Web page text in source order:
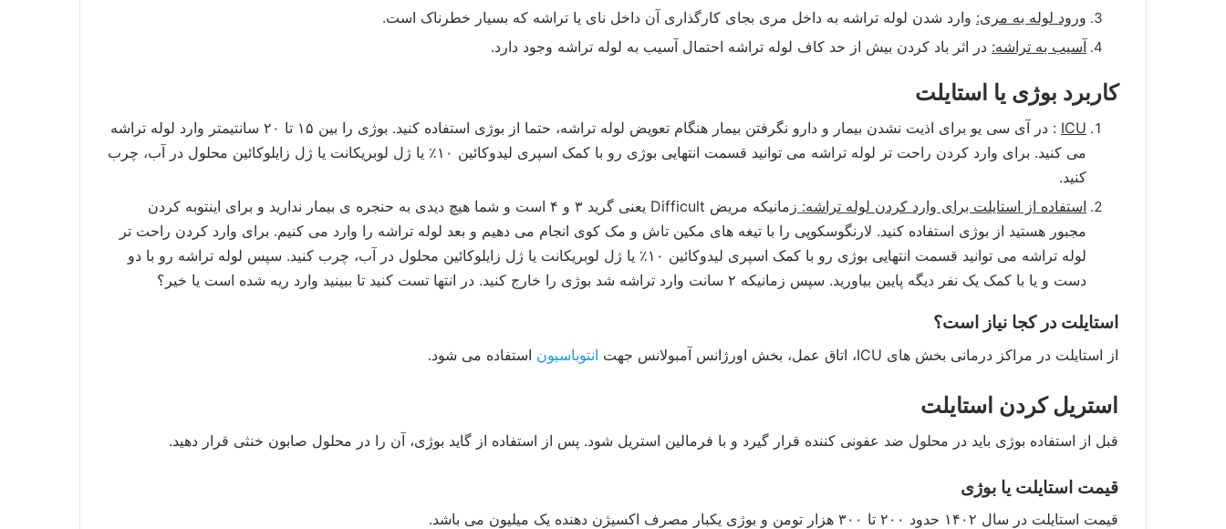
ورود لوله به مری: وارد شدن لوله تراشه به داخل مری بجای کارگذاری آن داخل نای یا تراشه که بسیار خطرناک است.
آسیب به تراشه: در اثر باد کردن بیش از حد کاف لوله تراشه احتمال آسیب به لوله تراشه وجود دارد.
کاربرد بوژی یا استایلت
ICU
: در آی سی یو برای اذیت نشدن بیمار و دارو نگرفتن بیمار هنگام تعویض لوله تراشه، حتما از بوژی استفاده کنید. بوژی را بین ۱۵ تا ۲۰ سانتیمتر وارد لوله تراشه
می کنید. برای وارد کردن راحت تر لوله تراشه می توانید قسمت انتهایی بوژی رو با کمک اسپری لیدوکائین ۱۰٪ یا ژل لوبریکانت یا ژل زایلوکائین محلول در آب، چرب
کنید.
استفاده از استایلت برای وارد کردن لوله تراشه:
زمانیکه مریض Difficult یعنی گرید ۳ و ۴ است و شما هیچ دیدی به حنجره ی بیمار ندارید و برای اینتوبه کردن
مجبور هستید از بوژی استفاده کنید. لارنگوسکوپی را با تیغه های مکین تاش و مک کوی انجام می دهیم و بعد لوله تراشه را وارد می کنیم. برای وارد کردن راحت تر
لوله تراشه می توانید قسمت انتهایی بوژی رو با کمک اسپری لیدوکائین ۱۰٪ یا ژل لوبریکانت یا ژل زایلوکائین محلول در آب، چرب کنید. سپس لوله تراشه رو با دو
دست و یا با کمک یک نفر دیگه پایین بیاورید. سپس زمانیکه ۲ سانت وارد تراشه شد بوژی را خارج کنید. در انتها تست کنید تا ببینید وارد ریه شده است یا خیر؟
استایلت در کجا نیاز است؟
از استایلت در مراکز درمانی بخش های ICU، اتاق عمل، بخش اورژانس آمبولانس جهت انتوباسیون استفاده می شود.
استریل کردن استایلت
قبل از استفاده بوژی باید در محلول ضد عفونی کننده قرار گیرد و با فرمالین استریل شود. پس از استفاده از گاید بوژی، آن را در محلول صابون خنثی قرار دهید.
قیمت استایلت یا بوژی
قیمت استایلت در سال ۱۴۰۲ حدود ۲۰۰ تا ۳۰۰ هزار تومن و بوژی یکبار مصرف اکسیژن دهنده یک میلیون می باشد.